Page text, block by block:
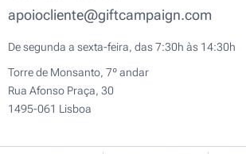
apoiocliente@giftcampaign.com
De segunda a sexta-feira, das 7:30h às 14:30h
Torre de Monsanto, 7º andar
Rua Afonso Praça, 30
1495-061 Lisboa